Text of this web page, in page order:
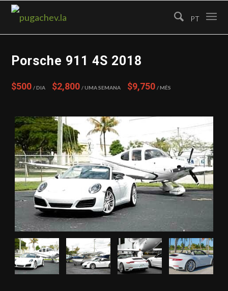
Porsche 911 4S 2018
$500 / Dia $2,800 / Uma semana $9,750 / Mês
PT